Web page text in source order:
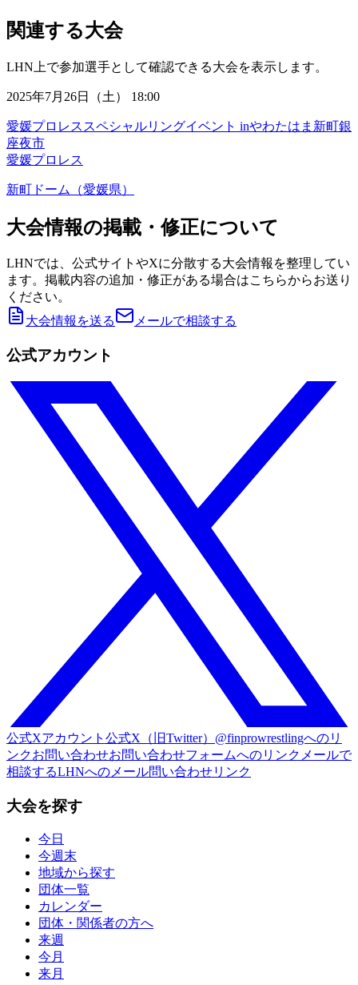
関連する大会
LHN上で参加選手として確認できる大会を表示します。
2025年7月26日（土） 18:00
愛媛プロレススペシャルリングイベント inやわたはま新町銀
座夜市
愛媛プロレス
新町ドーム（愛媛県）
大会情報の掲載・修正について
LHNでは、公式サイトやXに分散する大会情報を整理してい
ます。掲載内容の追加・修正がある場合はこちらからお送り
ください。
大会情報を送る
メールで相談する
公式アカウント
公式Xアカウント 公式X（旧Twitter）@finprowrestlingへのリ
ンクお問い合わせお問い合わせフォームへのリンク メールで
相談するLHNへのメール問い合わせリンク
大会を探す
今日
今週末
地域から探す
団体一覧
カレンダー
団体・関係者の方へ
来週
今月
来月